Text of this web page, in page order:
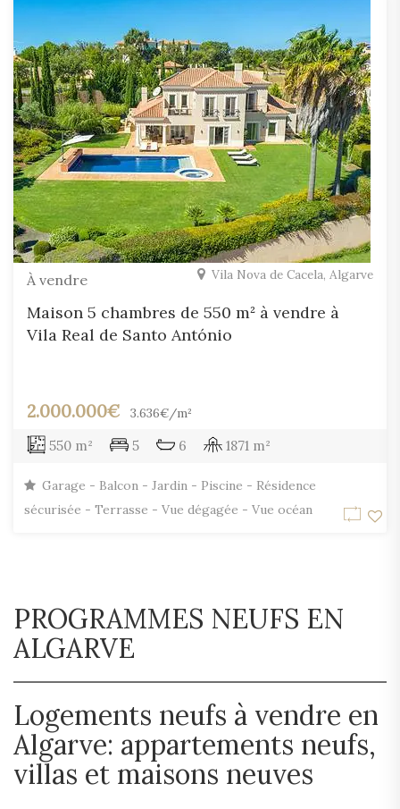
À vendre Vila Nova de Cacela, Algarve
Maison 5 chambres de 550 m² à vendre à
Vila Real de Santo António
2.000.000€ 3.636€/m²
550 m² 5 6 1871 m²
Garage - Balcon - Jardin - Piscine - Résidence
sécurisée - Terrasse - Vue dégagée - Vue océan
PROGRAMMES NEUFS EN
ALGARVE
Logements neufs à vendre en
Algarve: appartements neufs,
villas et maisons neuves